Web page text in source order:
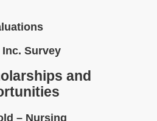
Survey
and
– Nursing